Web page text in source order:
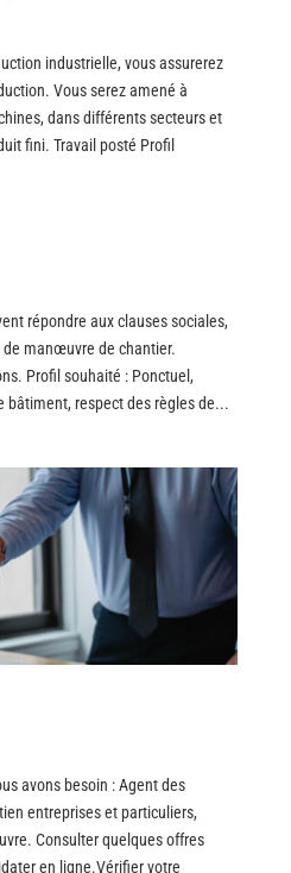
industrielle, vous assurerez
Vous serez amené à
dans différents secteurs et
fini. Travail posté Profil
répondre aux clauses sociales,
manœuvre de chantier.
Profil souhaité : Ponctuel,
bâtiment, respect des règles de...
avons besoin : Agent des
entreprises et particuliers,
Consulter quelques offres
en ligne.Vérifier votre